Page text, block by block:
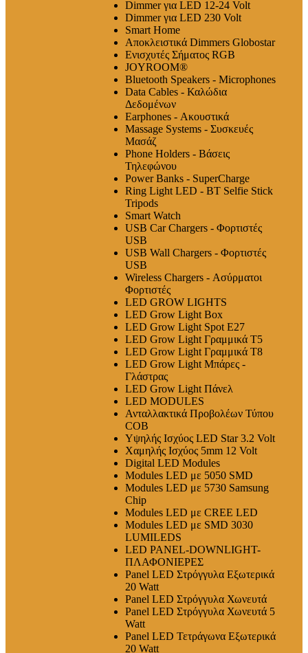
Dimmer για LED 12-24 Volt
Dimmer για LED 230 Volt
Smart Home
Αποκλειστικά Dimmers Globostar
Ενισχυτές Σήματος RGB
JOYROOM®
Bluetooth Speakers - Microphones
Data Cables - Καλώδια
Δεδομένων
Earphones - Ακουστικά
Massage Systems - Συσκευές
Μασάζ
Phone Holders - Βάσεις
Τηλεφώνου
Power Banks - SuperCharge
Ring Light LED - BT Selfie Stick
Tripods
Smart Watch
USB Car Chargers - Φορτιστές
USB
USB Wall Chargers - Φορτιστές
USB
Wireless Chargers - Ασύρματοι
Φορτιστές
LED GROW LIGHTS
LED Grow Light Box
LED Grow Light Spot E27
LED Grow Light Γραμμικά T5
LED Grow Light Γραμμικά T8
LED Grow Light Μπάρες -
Γλάστρας
LED Grow Light Πάνελ
LED MODULES
Ανταλλακτικά Προβολέων Τύπου
COB
Υψηλής Ισχύος LED Star 3.2 Volt
Χαμηλής Ισχύος 5mm 12 Volt
Digital LED Modules
Modules LED με 5050 SMD
Modules LED με 5730 Samsung
Chip
Modules LED με CREE LED
Modules LED με SMD 3030
LUMILEDS
LED PANEL-DOWNLIGHT-
ΠΛΑΦΟΝΙΕΡΕΣ
Panel LED Στρόγγυλα Εξωτερικά
20 Watt
Panel LED Στρόγγυλα Χωνευτά
Panel LED Στρόγγυλα Χωνευτά 5
Watt
Panel LED Τετράγωνα Εξωτερικά
20 Watt